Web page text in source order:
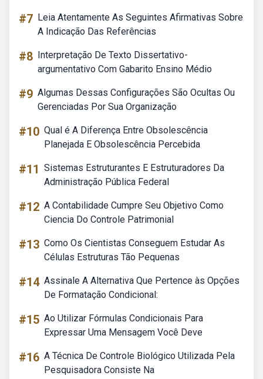
#7 Leia Atentamente As Seguintes Afirmativas Sobre
A Indicação Das Referências
#8 Interpretação De Texto Dissertativo-
argumentativo Com Gabarito Ensino Médio
#9 Algumas Dessas Configurações São Ocultas Ou
Gerenciadas Por Sua Organização
#10 Qual é A Diferença Entre Obsolescência
Planejada E Obsolescência Percebida
#11 Sistemas Estruturantes E Estruturadores Da
Administração Pública Federal
#12 A Contabilidade Cumpre Seu Objetivo Como
Ciencia Do Controle Patrimonial
#13 Como Os Cientistas Conseguem Estudar As
Células Estruturas Tão Pequenas
#14 Assinale A Alternativa Que Pertence às Opções
De Formatação Condicional:
#15 Ao Utilizar Fórmulas Condicionais Para
Expressar Uma Mensagem Você Deve
#16 A Técnica De Controle Biológico Utilizada Pela
Pesquisadora Consiste Na